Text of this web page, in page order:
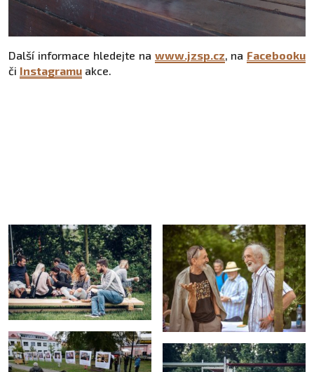
Další informace hledejte na www.jzsp.cz, na Facebooku
či Instagramu akce.